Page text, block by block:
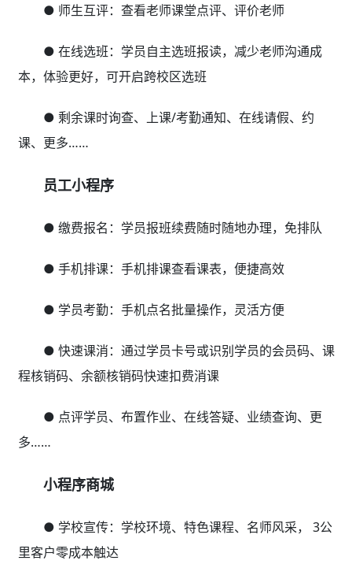
● 师生互评：查看老师课堂点评、评价老师
● 在线选班：学员自主选班报读，减少老师沟通成
本，体验更好，可开启跨校区选班
● 剩余课时询查、上课/考勤通知、在线请假、约
课、更多……
员工小程序
● 缴费报名：学员报班续费随时随地办理，免排队
● 手机排课：手机排课查看课表，便捷高效
● 学员考勤：手机点名批量操作，灵活方便
● 快速课消：通过学员卡号或识别学员的会员码、课
程核销码、余额核销码快速扣费消课
● 点评学员、布置作业、在线答疑、业绩查询、更
多……
小程序商城
● 学校宣传：学校环境、特色课程、名师风采， 3公
里客户零成本触达